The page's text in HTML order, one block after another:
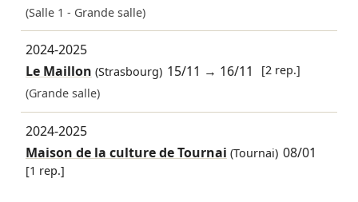
(Salle 1 - Grande salle)
2024-2025
Le Maillon (Strasbourg) 15/11 → 16/11
[2 rep.]
(Grande salle)
2024-2025
Maison de la culture de Tournai (Tournai) 08/01
[1 rep.]